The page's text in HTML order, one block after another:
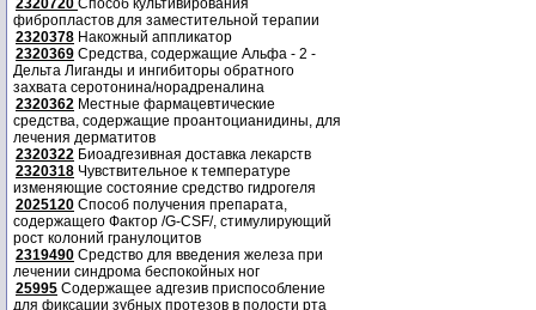
2320720 Способ культивирования
фибропластов для заместительной терапии
2320378 Накожный аппликатор
2320369 Средства, содержащие Альфа - 2 -
Дельта Лиганды и ингибиторы обратного
захвата серотонина/норадреналина
2320362 Местные фармацевтические
средства, содержащие проантоцианидины, для
лечения дерматитов
2320322 Биоадгезивная доставка лекарств
2320318 Чувствительное к температуре
изменяющие состояние средство гидрогеля
2025120 Способ получения препарата,
содержащего Фактор /G-CSF/, стимулирующий
рост колоний гранулоцитов
2319490 Средство для введения железа при
лечении синдрома беспокойных ног
25995 Содержащее адгезив приспособление
для фиксации зубных протезов в полости рта